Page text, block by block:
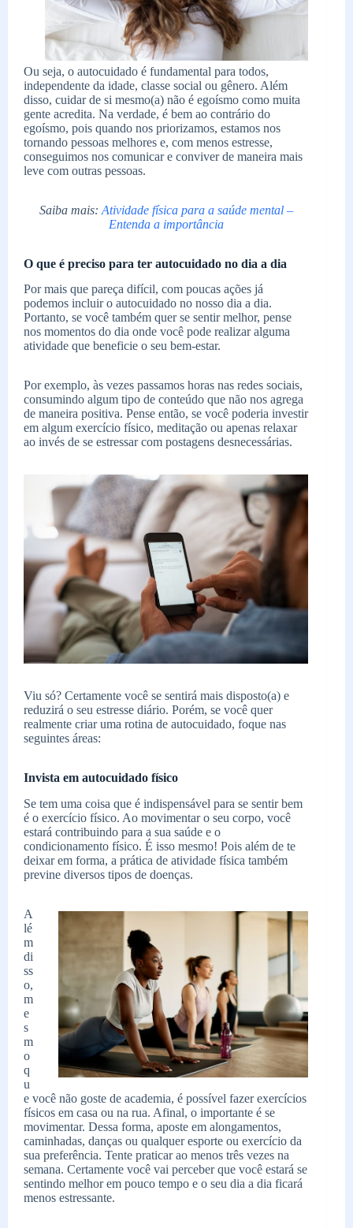
Ou seja, o autocuidado é fundamental para todos,
independente da idade, classe social ou gênero. Além
disso, cuidar de si mesmo(a) não é egoísmo como muita
gente acredita. Na verdade, é bem ao contrário do
egoísmo, pois quando nos priorizamos, estamos nos
tornando pessoas melhores e, com menos estresse,
conseguimos nos comunicar e conviver de maneira mais
leve com outras pessoas.
Saiba mais: Atividade física para a saúde mental –
Entenda a importância
O que é preciso para ter autocuidado no dia a dia
Por mais que pareça difícil, com poucas ações já
podemos incluir o autocuidado no nosso dia a dia.
Portanto, se você também quer se sentir melhor, pense
nos momentos do dia onde você pode realizar alguma
atividade que beneficie o seu bem-estar.
Por exemplo, às vezes passamos horas nas redes sociais,
consumindo algum tipo de conteúdo que não nos agrega
de maneira positiva. Pense então, se você poderia investir
em algum exercício físico, meditação ou apenas relaxar
ao invés de se estressar com postagens desnecessárias.
Viu só? Certamente você se sentirá mais disposto(a) e
reduzirá o seu estresse diário. Porém, se você quer
realmente criar uma rotina de autocuidado, foque nas
seguintes áreas:
Invista em autocuidado físico
Se tem uma coisa que é indispensável para se sentir bem
é o exercício físico. Ao movimentar o seu corpo, você
estará contribuindo para a sua saúde e o
condicionamento físico. É isso mesmo! Pois além de te
deixar em forma, a prática de atividade física também
previne diversos tipos de doenças.
A
lé
m
di
ss
o,
m
e
s
m
o
q
u
e você não goste de academia, é possível fazer exercícios
físicos em casa ou na rua. Afinal, o importante é se
movimentar. Dessa forma, aposte em alongamentos,
caminhadas, danças ou qualquer esporte ou exercício da
sua preferência. Tente praticar ao menos três vezes na
semana. Certamente você vai perceber que você estará se
sentindo melhor em pouco tempo e o seu dia a dia ficará
menos estressante.